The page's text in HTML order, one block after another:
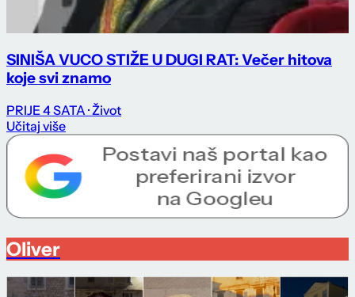
SINIŠA VUCO STIŽE U DUGI RAT: Večer hitova
koje svi znamo
PRIJE 4 SATA · Život
Učitaj više
Oliver